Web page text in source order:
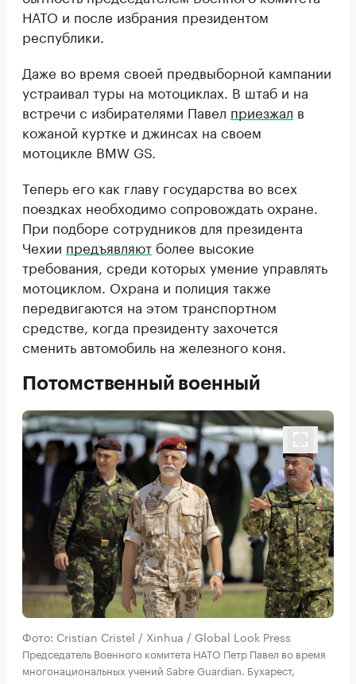
НАТО и после избрания президентом
республики.
Даже во время своей предвыборной кампании
устраивал туры на мотоциклах. В штаб и на
встречи с избирателями Павел приезжал в
кожаной куртке и джинсах на своем
мотоцикле BMW GS.
Теперь его как главу государства во всех
поездках необходимо сопровождать охране.
При подборе сотрудников для президента
Чехии предъявляют более высокие
требования, среди которых умение управлять
мотоциклом. Охрана и полиция также
передвигаются на этом транспортном
средстве, когда президенту захочется
сменить автомобиль на железного коня.
Потомственный военный
Фото: Cristian Cristel / Xinhua / Global Look Press
Председатель Военного комитета НАТО Петр Павел во время
многонациональных учений Sabre Guardian. Бухарест,